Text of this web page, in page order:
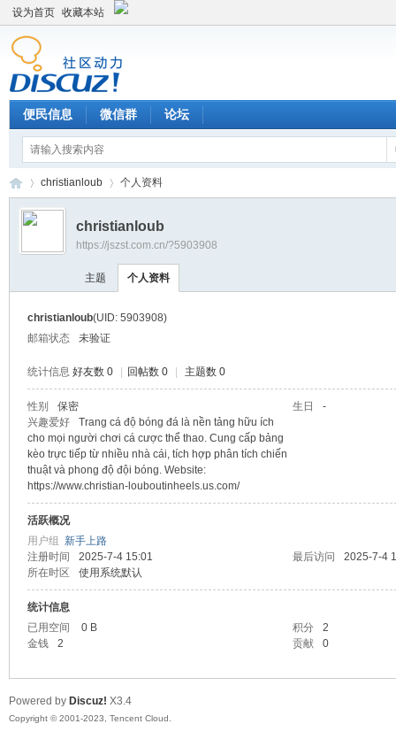
设为首页 收藏本站
便民信息 微信群 论坛
›
christianloub 个人资料
christianloub
https://jszst.com.cn/?5903908
主题 个人资料
christianloub(UID: 5903908)
邮箱状态
未验证
统计信息 好友数 0 回帖数 0 主题数 0
性别 保密 生日
-
兴趣爱好
Trang cá độ bóng đá là nền tảng hữu ích
cho mọi người chơi cá cược thể thao. Cung cấp bảng
kèo trực tiếp từ nhiều nhà cái, tích hợp phân tích chiến
thuật và phong độ đội bóng. Website:
https://www.christian-louboutinheels.us.com/
活跃概况
用户组 新手上路
注册时间
2025-7-4 15:01 最后访问
2025-7-4
所在时区
使用系统默认
统计信息
已用空间
0 B 积分
2
金钱
2 贡献 0
Powered by Discuz! X3.4
Copyright © 2001-2023, Tencent Cloud.